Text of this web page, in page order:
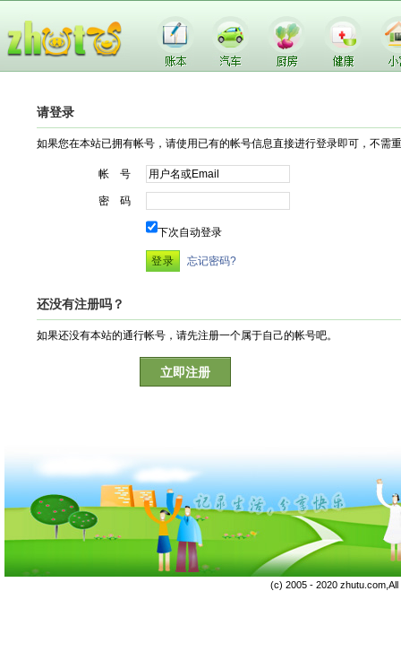
请登录
如果您在本站已拥有帐号，请使用已有的帐号信息直接进行登录即可，不需
帐 号
密 码
下次自动登录
忘记密码?
还没有注册吗？
如果还没有本站的通行帐号，请先注册一个属于自己的帐号吧。
立即注册
(c) 2005 - 2020